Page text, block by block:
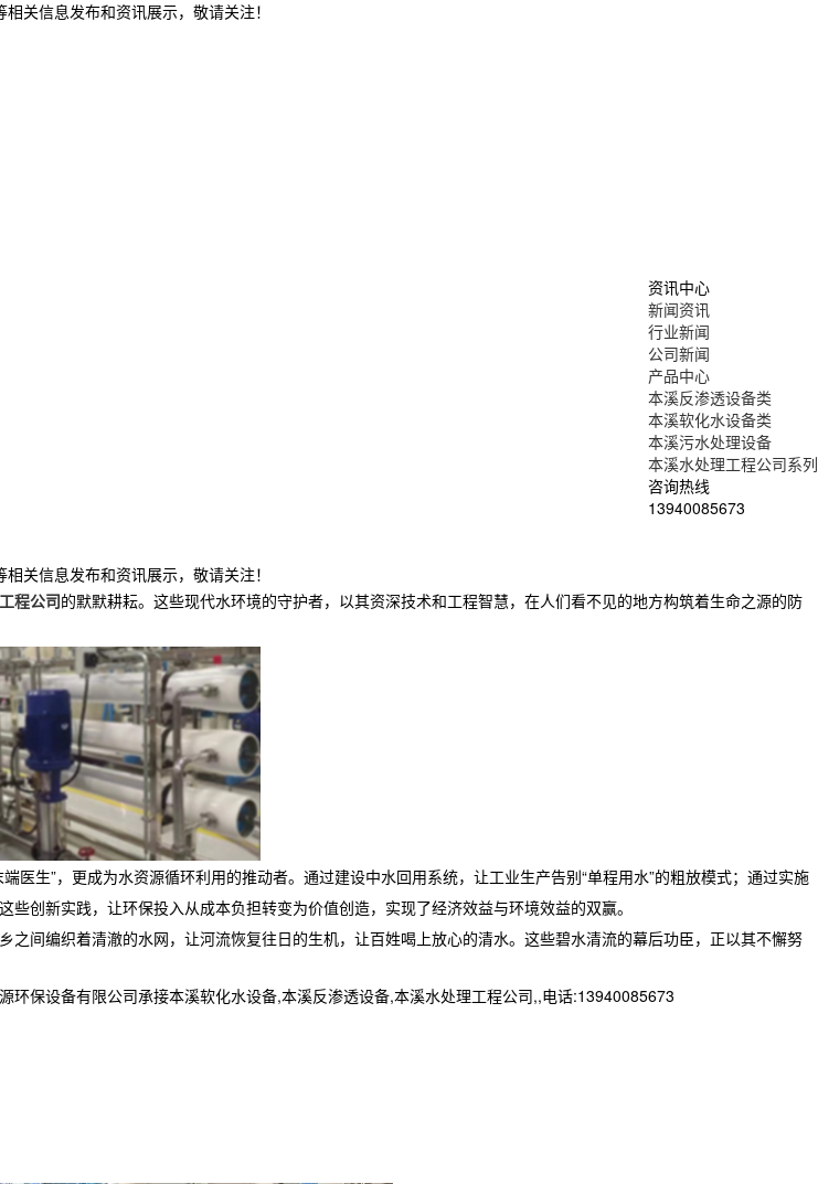
关信息发布和资讯展示，敬请关注！
资讯中心
新闻资讯
行业新闻
公司新闻
产品中心
本溪反渗透设备类
本溪软化水设备类
本溪污水处理设备
本溪水处理工程公司系列
咨询热线
13940085673
关信息发布和资讯展示，敬请关注！
程公司的默默耕耘。这些现代水环境的守护者，以其资深技术和工程智慧，在人们看不见的地方构筑着生命之源的防
医生”，更成为水资源循环利用的推动者。通过建设中水回用系统，让工业生产告别“单程用水”的粗放模式；通过实施
创新实践，让环保投入从成本负担转变为价值创造，实现了经济效益与环境效益的双赢。
间编织着清澈的水网，让河流恢复往日的生机，让百姓喝上放心的清水。这些碧水清流的幕后功臣，正以其不懈努
保设备有限公司承接本溪软化水设备,本溪反渗透设备,本溪水处理工程公司,,电话:13940085673